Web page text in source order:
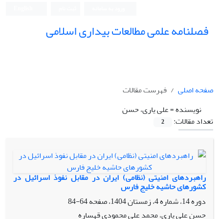
فصلنامه علمی مطالعات بیداری اسلامی
صفحه اصلی
فهرست مقالات
نویسنده =علی یاری، حسن
تعداد مقالات:
2
راهبردهای امنیتی (نظامی) ایران در مقابل نفوذ اسرائیل در
کشورهای حاشیه خلیج فارس
دوره 14، شماره 4، زمستان 1404، صفحه
64-84
حسن علی یاری، محمد علی محمودی قهساره